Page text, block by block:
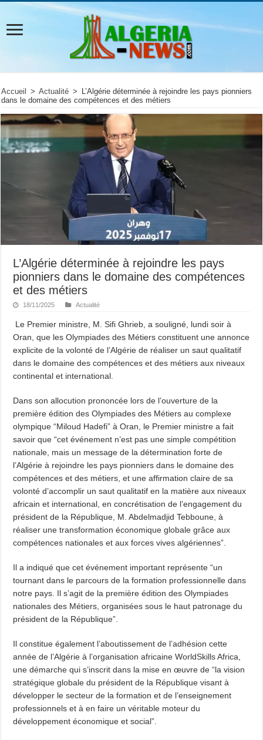
Accueil > Actualité >
L’Algérie déterminée à rejoindre les pays pionniers
dans le domaine des compétences et des métiers
L’Algérie déterminée à rejoindre les pays
pionniers dans le domaine des compétences
et des métiers
18/11/2025 Actualité
Le Premier ministre, M. Sifi Ghrieb, a souligné, lundi soir à
Oran, que les Olympiades des Métiers constituent une annonce
explicite de la volonté de l’Algérie de réaliser un saut qualitatif
dans le domaine des compétences et des métiers aux niveaux
continental et international.
Dans son allocution prononcée lors de l’ouverture de la
première édition des Olympiades des Métiers au complexe
olympique “Miloud Hadefi” à Oran, le Premier ministre a fait
savoir que “cet événement n’est pas une simple compétition
nationale, mais un message de la détermination forte de
l’Algérie à rejoindre les pays pionniers dans le domaine des
compétences et des métiers, et une affirmation claire de sa
volonté d’accomplir un saut qualitatif en la matière aux niveaux
africain et international, en concrétisation de l’engagement du
président de la République, M. Abdelmadjid Tebboune, à
réaliser une transformation économique globale grâce aux
compétences nationales et aux forces vives algériennes”.
Il a indiqué que cet événement important représente “un
tournant dans le parcours de la formation professionnelle dans
notre pays. Il s’agit de la première édition des Olympiades
nationales des Métiers, organisées sous le haut patronage du
président de la République”.
Il constitue également l’aboutissement de l’adhésion cette
année de l’Algérie à l’organisation africaine WorldSkills Africa,
une démarche qui s’inscrit dans la mise en œuvre de “la vision
stratégique globale du président de la République visant à
développer le secteur de la formation et de l’enseignement
professionnels et à en faire un véritable moteur du
développement économique et social”.